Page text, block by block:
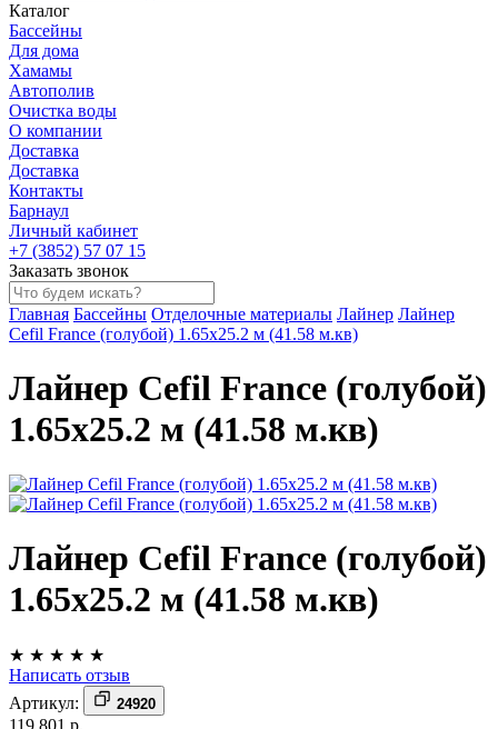
Каталог
Бассейны
Для дома
Хамамы
Автополив
Очистка воды
О компании
Доставка
Доставка
Контакты
Барнаул
Личный кабинет
+7 (3852) 57 07 15
Заказать звонок
Главная Бассейны Отделочные материалы Лайнер Лайнер
Cefil France (голубой) 1.65x25.2 м (41.58 м.кв)
Лайнер Cefil France (голубой)
1.65x25.2 м (41.58 м.кв)
Лайнер Cefil France (голубой)
1.65x25.2 м (41.58 м.кв)
★ ★ ★ ★ ★
Написать отзыв
Артикул:
24920
119 801 р.